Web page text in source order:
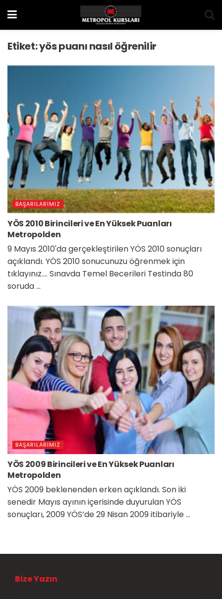
Etiket:yös puanı nasıl öğrenilir
BAŞARILARIMIZ
YÖS 2010 Birincileri ve En Yüksek Puanları
Metropolden
9 Mayıs 2010'da gerçekleştirilen YÖS 2010 sonuçları
açıklandı. YÖS 2010 sonucunuzu öğrenmek için
tıklayınız.... Sınavda Temel Becerileri Testinda 80
soruda ...
BAŞARILARIMIZ
YÖS 2009 Birincileri ve En Yüksek Puanları
Metropolden
YÖS 2009 beklenenden erken açıklandı. Son iki
senedir Mayıs ayının içerisinde duyurulan YÖS
sonuçları, 2009 YÖS’de 29 Nisan 2009 itibariyle ...
Bize Yazın